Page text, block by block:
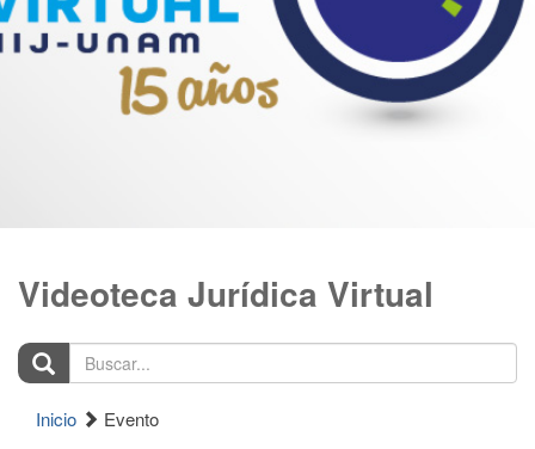
Videoteca Jurídica Virtual
Buscar...
Inicio Evento